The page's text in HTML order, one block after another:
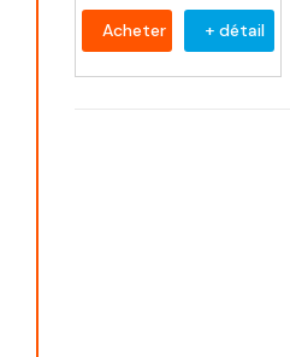
Acheter + détail